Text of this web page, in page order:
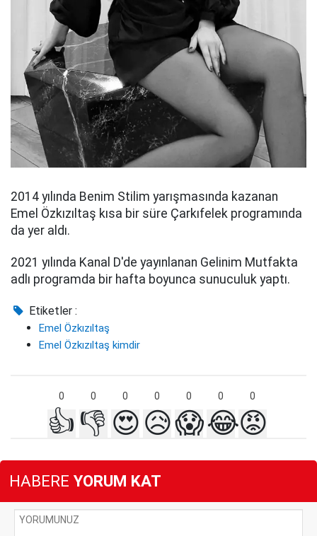
2014 yılında Benim Stilim yarışmasında kazanan
Emel Özkızıltaş kısa bir süre Çarkıfelek programında
da yer aldı.
2021 yılında Kanal D'de yayınlanan Gelinim Mutfakta
adlı programda bir hafta boyunca sunuculuk yaptı.
Etiketler :
Emel Özkızıltaş
Emel Özkızıltaş kimdir
0 0 0 0 0 0 0
👍 👎 😍😥😱😂😡
HABERE YORUM KAT